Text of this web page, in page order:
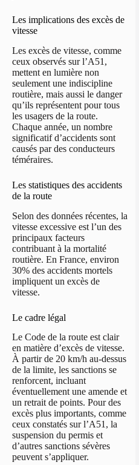
Les implications des excès de
vitesse
Les excès de vitesse, comme
ceux observés sur l’A51,
mettent en lumière non
seulement une indiscipline
routière, mais aussi le danger
qu’ils représentent pour tous
les usagers de la route.
Chaque année, un nombre
significatif d’accidents sont
causés par des conducteurs
téméraires.
Les statistiques des accidents
de la route
Selon des données récentes, la
vitesse excessive est l’un des
principaux facteurs
contribuant à la mortalité
routière. En France, environ
30% des accidents mortels
impliquent un excès de
vitesse.
Le cadre légal
Le Code de la route est clair
en matière d’excès de vitesse.
À partir de 20 km/h au-dessus
de la limite, les sanctions se
renforcent, incluant
éventuellement une amende et
un retrait de points. Pour des
excès plus importants, comme
ceux constatés sur l’A51, la
suspension du permis et
d’autres sanctions sévères
peuvent s’appliquer.